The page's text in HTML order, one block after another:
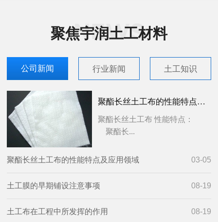
聚焦宇润土工材料
公司新闻 行业新闻 土工知识
聚酯长丝土工布的性能特点及应用领域
聚酯长丝土工布 性能特点：
聚酯长...
03-05
聚酯长丝土工布的性能特点及应用领域
08-19
土工膜的早期铺设注意事项
08-19
土工布在工程中所发挥的作用